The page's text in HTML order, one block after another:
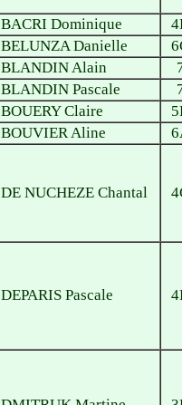
BACRI Dominique
BELUNZA Danielle
BLANDIN Alain
BLANDIN Pascale
BOUERY Claire
BOUVIER Aline
DE NUCHEZE Chantal
DEPARIS Pascale